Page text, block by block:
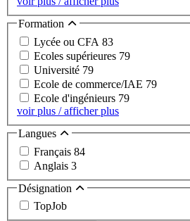
Formation
Lycée ou CFA 83
Ecoles supérieures 79
Université 79
Ecole de commerce/IAE 79
Ecole d'ingénieurs 79
voir plus / afficher plus
Langues
Français 84
Anglais 3
Désignation
TopJob